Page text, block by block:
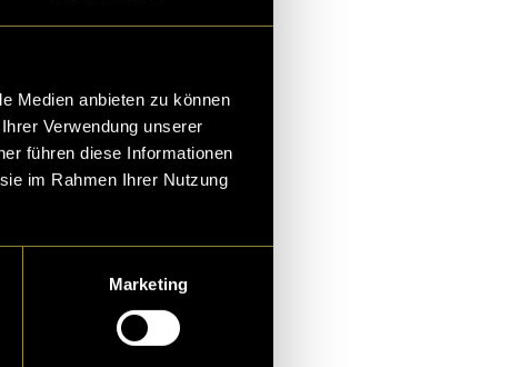
Medien anbieten zu können
Verwendung unserer
führen diese Informationen
im Rahmen Ihrer Nutzung
Marketing